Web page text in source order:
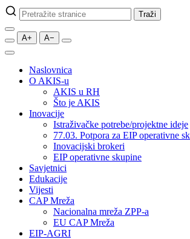
Pretraži
stranice
Traži
A+ A−
Naslovnica
O AKIS-u
AKIS u RH
Što je AKIS
Inovacije
Istraživačke potrebe/projektne ideje
77.03. Potpora za EIP operativne
Inovacijski brokeri
EIP operativne skupine
Savjetnici
Edukacije
Vijesti
CAP Mreža
Nacionalna mreža ZPP-a
EU CAP Mreža
EIP-AGRI